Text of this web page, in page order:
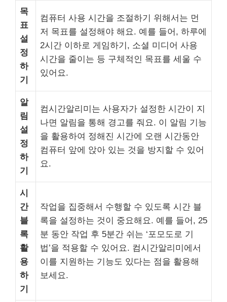
목
표
설
정
하
기
컴퓨터 사용 시간을 조절하기 위해서는 먼
저 목표를 설정해야 해요. 예를 들어, 하루에
2시간 이하로 게임하기, 소셜 미디어 사용
시간을 줄이는 등 구체적인 목표를 세울 수
있어요.
알
림
설
정
하
기
컴시간알리미는 사용자가 설정한 시간이 지
나면 알림을 통해 경고를 줘요. 이 알림 기능
을 활용하여 정해진 시간에 오랜 시간동안
컴퓨터 앞에 앉아 있는 것을 방지할 수 있어
요.
시
간
블
록
활
용
하
기
작업을 집중해서 수행할 수 있도록 시간 블
록을 설정하는 것이 중요해요. 예를 들어, 25
분 동안 작업 후 5분간 쉬는 ‘포모도로 기
법’을 적용할 수 있어요. 컴시간알리미에서
이를 지원하는 기능도 있다는 점을 활용해
보세요.